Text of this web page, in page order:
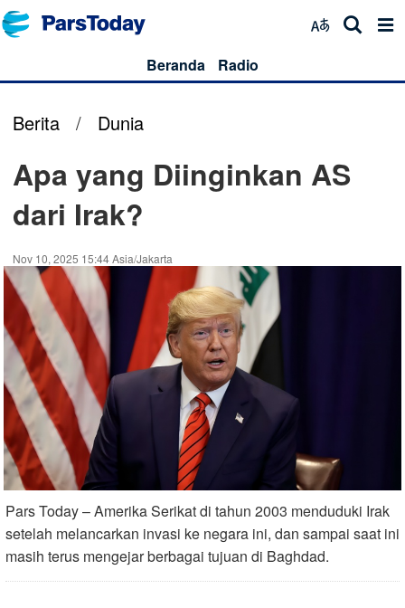
Beranda Radio
Berita / Dunia
Apa yang Diinginkan AS
dari Irak?
Nov 10, 2025 15:44 Asia/Jakarta
Pars Today – Amerika Serikat di tahun 2003 menduduki Irak
setelah melancarkan invasi ke negara ini, dan sampai saat ini
masih terus mengejar berbagai tujuan di Baghdad.